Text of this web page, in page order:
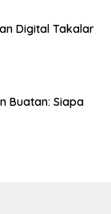
Digital Takalar
Buatan: Siapa